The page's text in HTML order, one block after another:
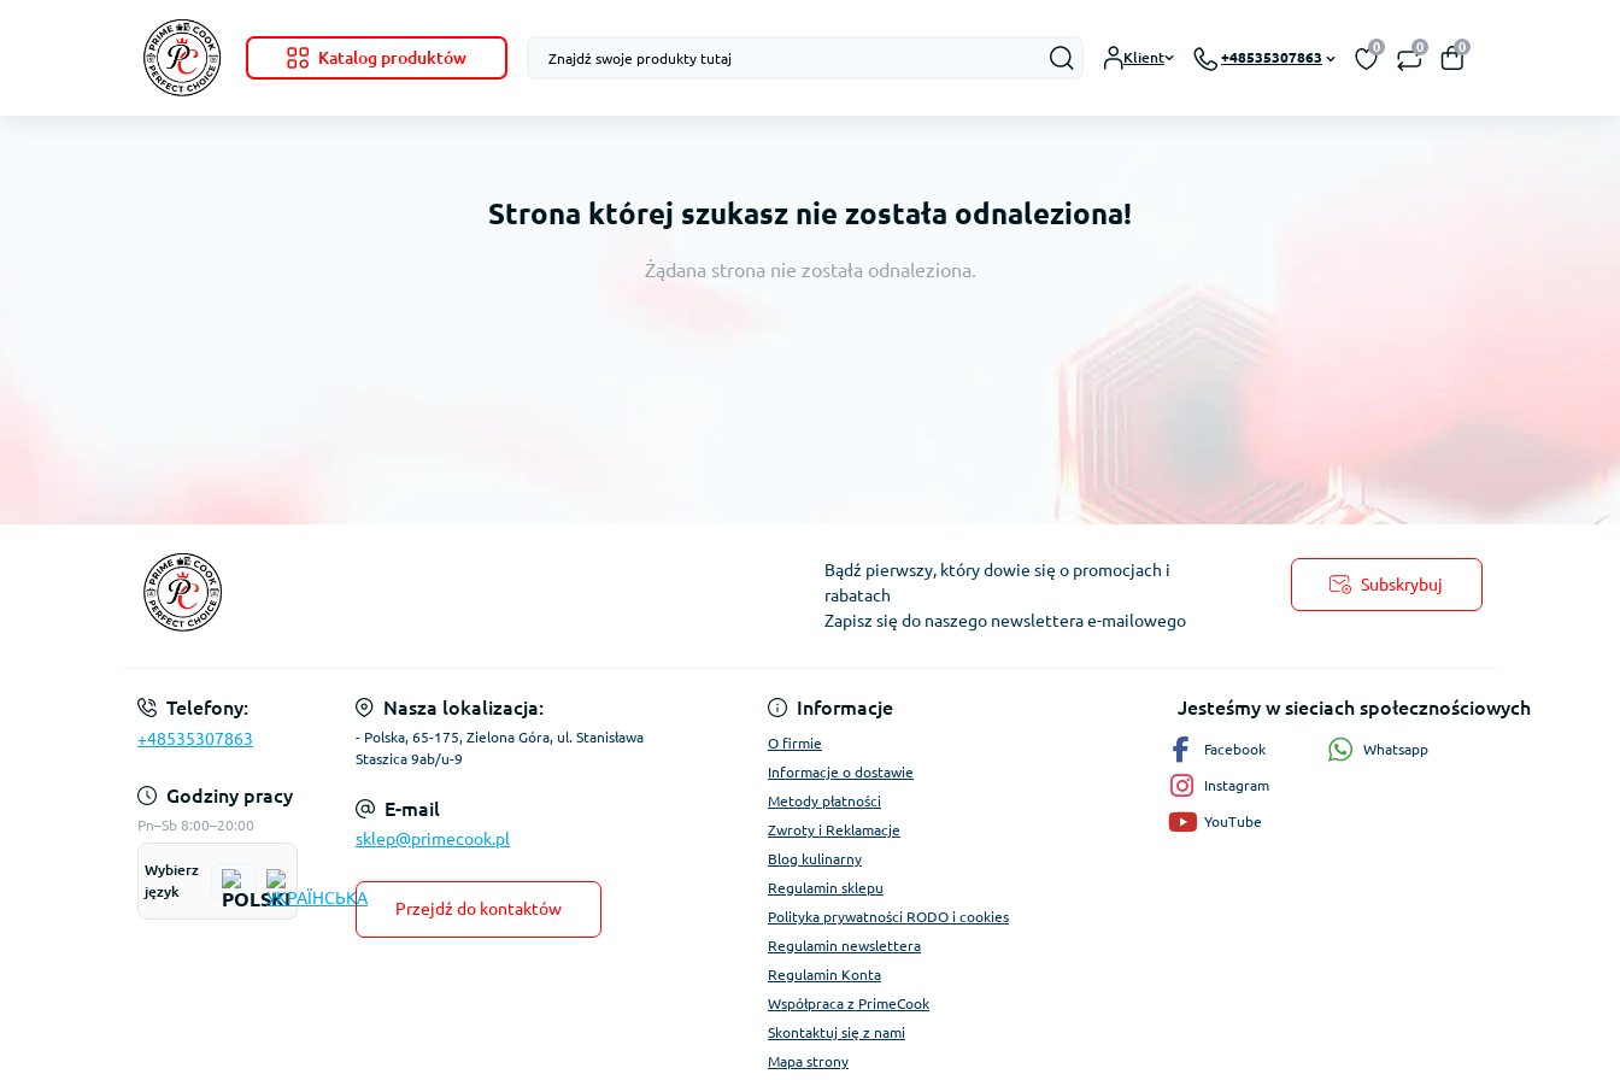
Katalog produktów Klient +48535307863
0 0 0
Strona której szukasz nie została odnaleziona!
Żądana strona nie została odnaleziona.
Bądź pierwszy, który dowie się o promocjach i
rabatach
Zapisz się do naszego newslettera e-mailowego
Subskrybuj
Regulamin Konta
Telefony:
+48535307863
Godziny pracy
Pn–Sb 8:00–20:00
Wybierz
język
Nasza lokalizacja:
- Polska, 65-175, Zielona Góra, ul. Stanisława
Staszica 9ab/u-9
E-mail
sklep@primecook.pl
Przejdź do kontaktów
Informacje
O firmie
Informacje o dostawie
Metody płatności
Zwroty i Reklamacje
Blog kulinarny
Regulamin sklepu
Polityka prywatności RODO i cookies
Regulamin newslettera
Regulamin Konta
Współpraca z PrimeCook
Skontaktuj się z nami
Mapa strony
Jesteśmy w sieciach społecznościowych
Facebook
Instagram
YouTube
Whatsapp